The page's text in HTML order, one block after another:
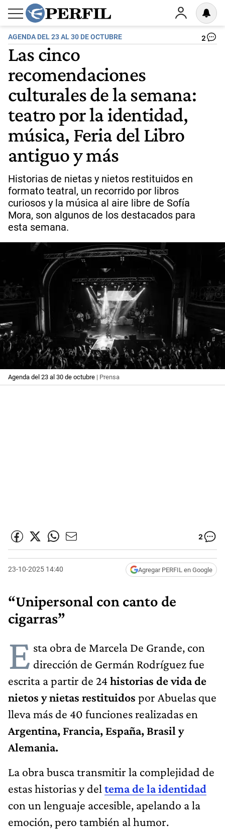
AGENDA DEL 23 AL 30 DE OCTUBRE 2
Las cinco
recomendaciones
culturales de la semana:
teatro por la identidad,
música, Feria del Libro
antiguo y más
Historias de nietas y nietos restituidos en
formato teatral, un recorrido por libros
curiosos y la música al aire libre de Sofía
Mora, son algunos de los destacados para
esta semana.
Agenda del 23 al 30 de octubre | Prensa
2
23-10-2025 14:40 Agregar PERFIL en Google
“Unipersonal con canto de
cigarras”
E sta obra de Marcela De Grande, con
dirección de Germán Rodríguez fue
escrita a partir de 24historias de vida de
nietos y nietas restituidos por Abuelas que
lleva más de 40 funciones realizadas en
Argentina, Francia, España, Brasil y
Alemania.
La obra busca transmitir la complejidad de
estas historias y del tema de la identidad
con un lenguaje accesible, apelando a la
emoción, pero también al humor.